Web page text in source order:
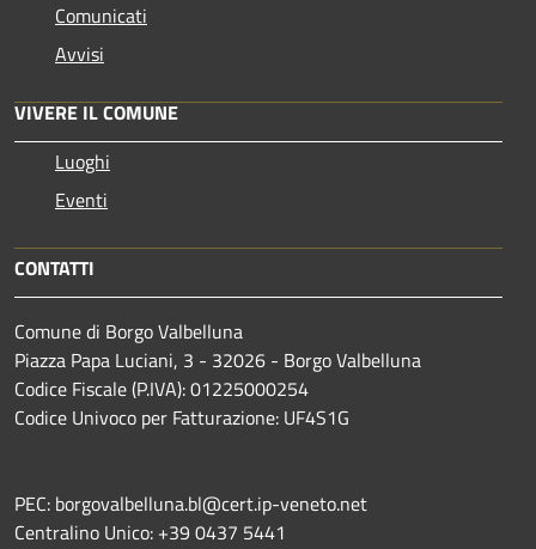
Comunicati
Avvisi
VIVERE IL COMUNE
Luoghi
Eventi
CONTATTI
Comune di Borgo Valbelluna
Piazza Papa Luciani, 3 - 32026 - Borgo Valbelluna
Codice Fiscale (P.IVA): 01225000254
Codice Univoco per Fatturazione: UF4S1G
PEC: borgovalbelluna.bl@cert.ip-veneto.net
Centralino Unico: +39 0437 5441